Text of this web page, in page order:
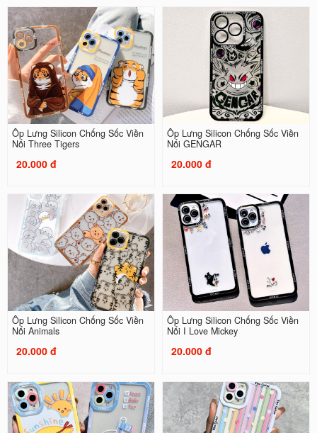
Ốp Lưng Silicon Chống Sốc Viền
Nổi Three Tigers
20.000 đ
Ốp Lưng Silicon Chống Sốc Viền
Nổi GENGAR
20.000 đ
Ốp Lưng Silicon Chống Sốc Viền
Nổi Animals
20.000 đ
Ốp Lưng Silicon Chống Sốc Viền
Nổi I Love Mickey
20.000 đ